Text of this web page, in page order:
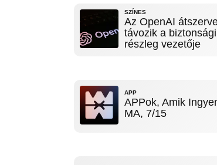
SZÍNES
Az OpenAI
távozik a biztonsági
részleg vezetője
APP
APPok, Amik
MA, 7/15